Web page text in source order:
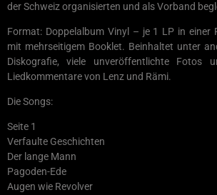
der Schweiz organisierten und als Vorband
Format: Doppelalbum Vinyl – je 1 LP in einer
mit mehrseitigem Booklet. Beinhaltet unter
Diskografie, viele unveröffentlichte Fotos
Liedkommentare von Lenz und Rämi.
Die Songs:
Seite 1
Verfaulte Geschichten
Der lange Mann
Pagoden-Ede
Augen wie Revolver